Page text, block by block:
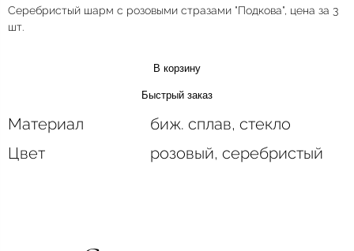
Серебристый шарм с розовыми стразами "Подкова", цена за 3
шт.
В корзину
Быстрый заказ
Материал
биж. сплав, стекло
Цвет
розовый, серебристый